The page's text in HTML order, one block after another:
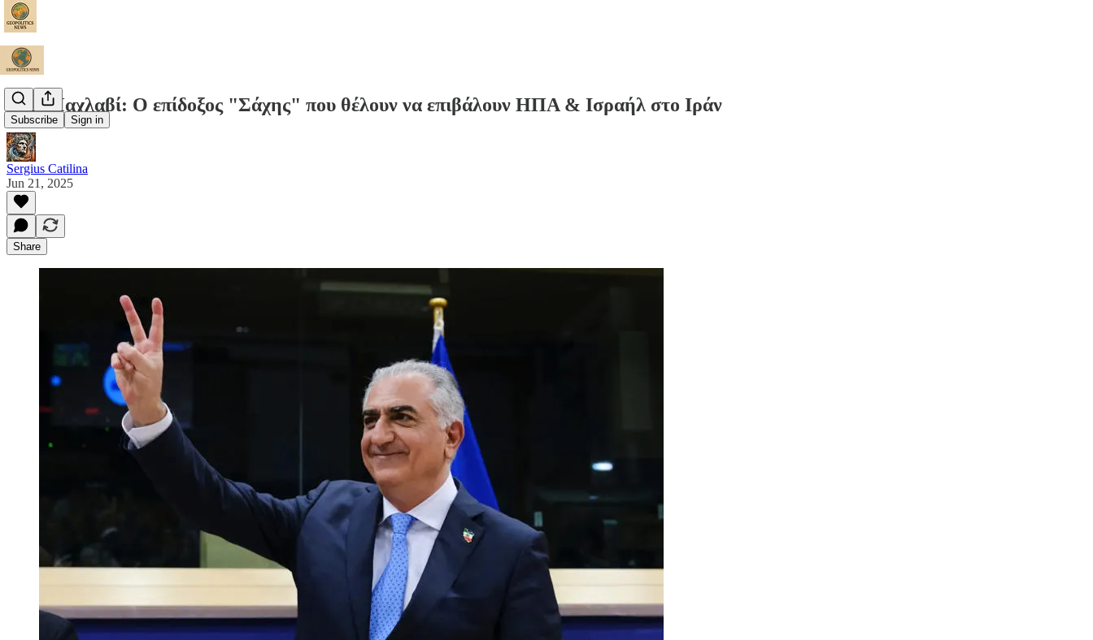
Subscribe Sign in
Ρεζά Παχλαβί: Ο επίδοξος "Σάχης" που θέλουν να επιβάλουν ΗΠΑ & Ισραήλ στο Ιράν
Sergius Catilina
Jun 21, 2025
Share